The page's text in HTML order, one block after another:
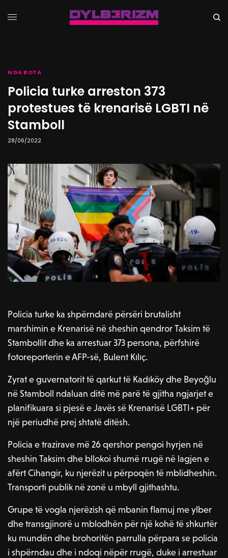
NGA BOTA
Policia turke arreston 373
protestues të krenarisë LGBTI në
Stamboll
28/06/2022
Policia turke ka shpërndarë përsëri brutalisht
marshimin e Krenarisë në sheshin qendror Taksim të
Stambollit dhe ka arrestuar 373 persona, përfshirë
fotoreporterin e AFP-së, Bulent Kılıç.
Zyrat e guvernatorit të qarkut të Kadıköy dhe Beyoğlu
në Stamboll ndaluan ditë më parë të gjitha ngjarjet e
planifikuara si pjesë e Javës së Krenarisë LGBTI+ për
një periudhë prej shtatë ditësh.
Policia e trazirave më 26 qershor pengoi hyrjen në
sheshin Taksim dhe bllokoi shumë rrugë në lagjen e
afërt Cihangir, ku njerëzit u përpoqën të mblidheshin.
Transporti publik në zonë u mbyll gjithashtu.
Grupe të vogla njerëzish që mbanin flamuj me ylber
dhe transgjinorë u mblodhën për një kohë të shkurtër
ku mundën dhe brohoritën parrulla përpara se policia
i shpërndau dhe i ndoqi nëpër rrugë, duke i arrestuar